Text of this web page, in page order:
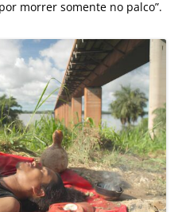
morrer somente no palco”.